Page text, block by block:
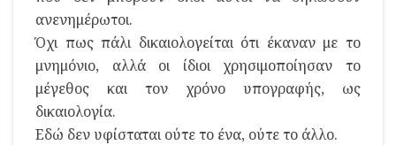
ανενημέρωτοι.
Όχι πως πάλι δικαιολογείται ότι έκαναν με το
μνημόνιο, αλλά οι ίδιοι χρησιμοποίησαν το
μέγεθος και τον χρόνο υπογραφής, ως
δικαιολογία.
Εδώ δεν υφίσταται ούτε το ένα, ούτε το άλλο.